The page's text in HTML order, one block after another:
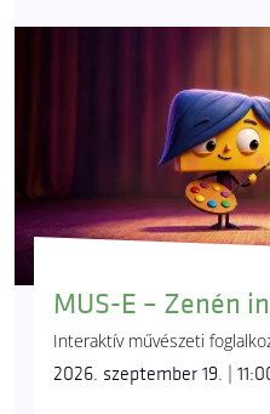
MUS-E – Zenén
Interaktív művészeti
2026. szeptember 19. |